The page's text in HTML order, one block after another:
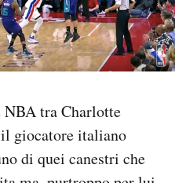
tra Charlotte
giocatore italiano
di quei canestri che